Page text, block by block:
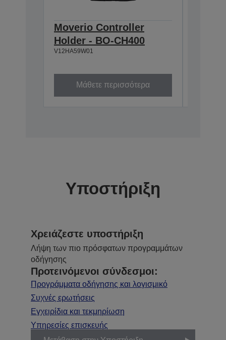
Moverio Controller
Holder - BO-CH400
V12HA59W01
Μάθετε περισσότερα
Υποστήριξη
Χρειάζεστε υποστήριξη
Λήψη των πιο πρόσφατων προγραμμάτων
οδήγησης
Προτεινόμενοι σύνδεσμοι:
Προγράμματα οδήγησης και λογισμικό
Συχνές ερωτήσεις
Εγχειρίδια και τεκμηρίωση
Υπηρεσίες επισκευής